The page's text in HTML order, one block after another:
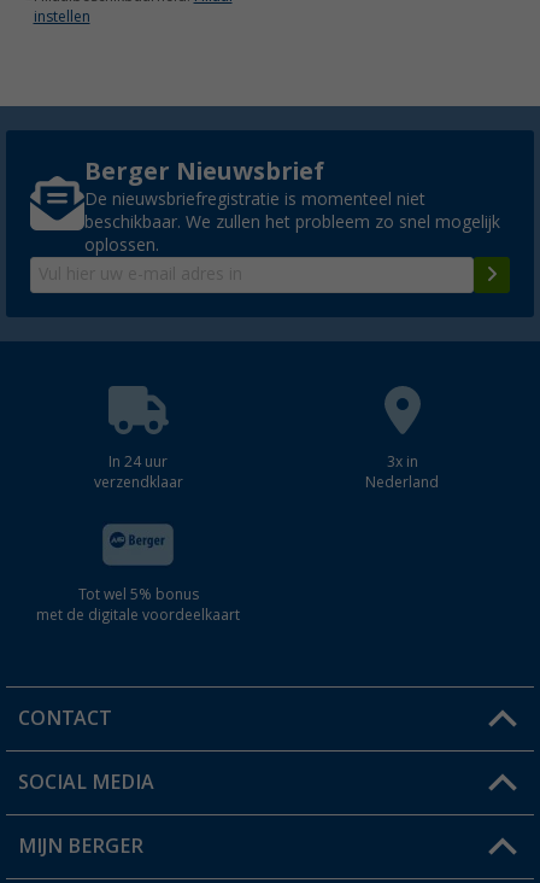
instellen
Berger Nieuwsbrief
De nieuwsbriefregistratie is momenteel niet
beschikbaar. We zullen het probleem zo snel mogelijk
oplossen.
In 24 uur
verzendklaar
3x in
Nederland
Tot wel 5% bonus
met de digitale voordeelkaart
CONTACT
Een vraag?
Winkel vinden
SOCIAL MEDIA
MIJN BERGER